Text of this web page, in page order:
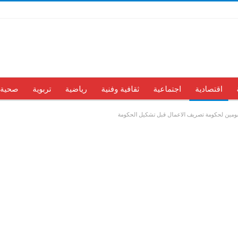
اقتصادية اجتماعية ثقافية وفنية رياضية تربوية صحية
لحكومة تصريف الاعمال قبل تشكيل الحكومة